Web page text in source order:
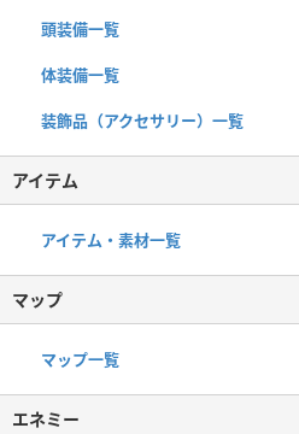
頭装備一覧
体装備一覧
装飾品（アクセサリー）一覧
アイテム
アイテム・素材一覧
マップ
マップ一覧
エネミー